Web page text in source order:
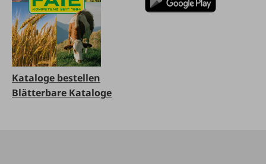
Kataloge bestellen
Blätterbare Kataloge